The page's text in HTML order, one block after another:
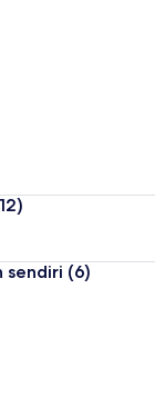
sendiri (6)